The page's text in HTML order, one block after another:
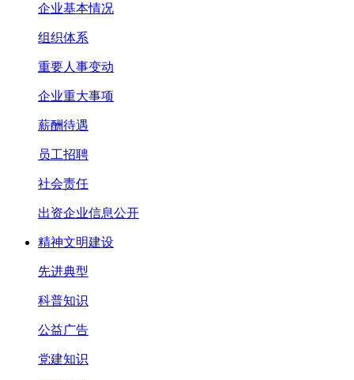
企业基本情况
组织体系
重要人事变动
企业重大事项
薪酬待遇
员工招聘
社会责任
出资企业信息公开
精神文明建设
先进典型
科普知识
公益广告
党建知识